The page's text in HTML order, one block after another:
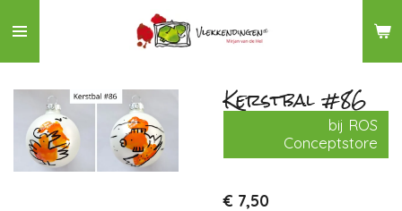
direct
naar
de
hoofdinhoud
Kerstbal #86
bij ROS
Conceptstore
€ 7,50